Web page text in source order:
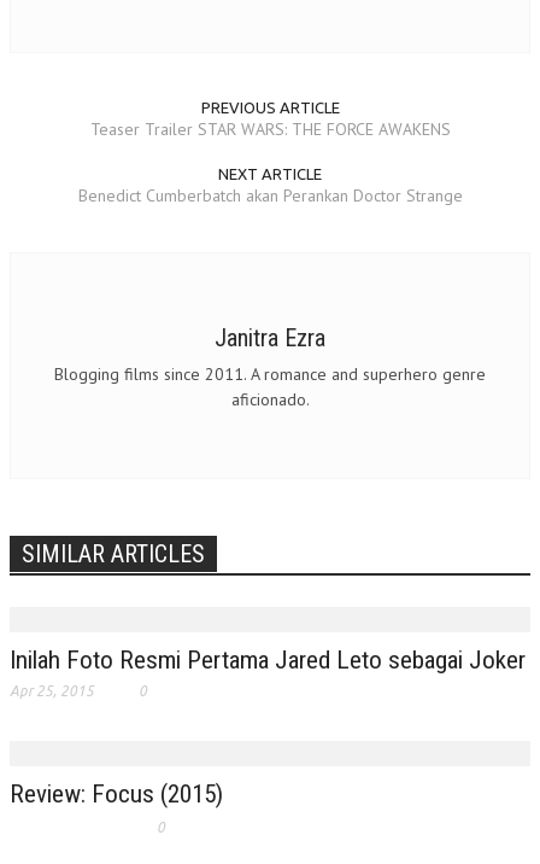
PREVIOUS ARTICLE
Teaser Trailer STAR WARS: THE FORCE AWAKENS
NEXT ARTICLE
Benedict Cumberbatch akan Perankan Doctor Strange
Janitra Ezra
Blogging films since 2011. A romance and superhero genre
aficionado.
SIMILAR ARTICLES
Inilah Foto Resmi Pertama Jared Leto sebagai Joker
Apr 25, 2015 0
Review: Focus (2015)
0